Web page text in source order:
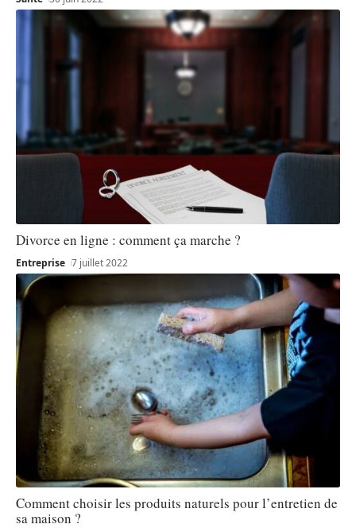
Divorce en ligne : comment ça marche ?
Entreprise 7 juillet 2022
Comment choisir les produits naturels pour l’entretien de
sa maison ?